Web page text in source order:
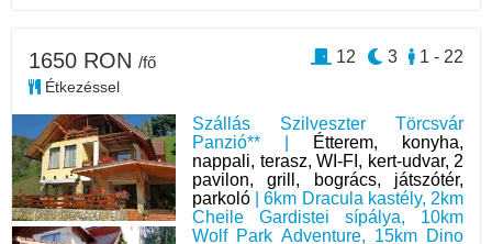
Szállás Szilveszter Törcsvár
Panzió** |
Étterem, konyha,
nappali, terasz, WI-FI, kert-udvar, 2
pavilon, grill, bogrács, játszótér,
parkoló | 6km Dracula kastély, 2km
Cheile Gardistei sípálya, 10km
Wolf Park Adventure, 15km Dino
1650 RON /fő
Étkezéssel
1 - 22
3
12